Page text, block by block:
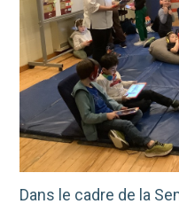
Dans le cadre de la